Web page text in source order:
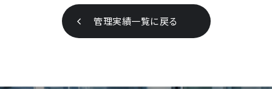
管理実績一覧に戻る